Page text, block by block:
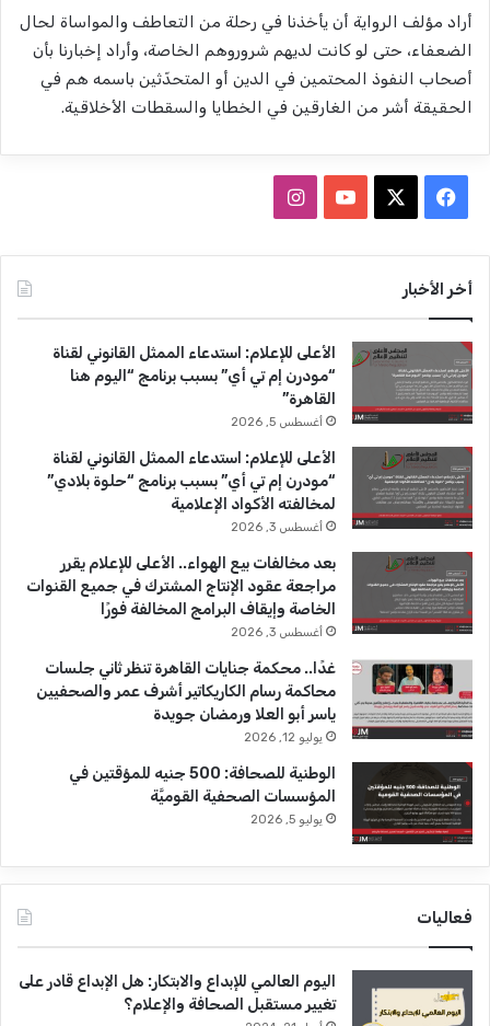
أراد مؤلف الرواية أن يأخذنا في رحلة من التعاطف والمواساة لحال
الضعفاء، حتى لو كانت لديهم شروروهم الخاصة، وأراد إخبارنا بأن
أصحاب النفوذ المحتمين في الدين أو المتحدّثين باسمه هم في
الحقيقة أشر من الغارقين في الخطايا والسقطات الأخلاقية.
س
و
ك
T
u
b
e
ق
ا
م
أخر الأخبار
الأعلى للإعلام: استدعاء الممثل القانوني لقناة
“مودرن إم تي أي” بسبب برنامج “اليوم هنا
القاهرة”
أغسطس 5, 2026
الأعلى للإعلام: استدعاء الممثل القانوني لقناة
“مودرن إم تي أي” بسبب برنامج “حلوة بلادي”
لمخالفته الأكواد الإعلامية
أغسطس 3, 2026
بعد مخالفات بيع الهواء.. الأعلى للإعلام يقرر
مراجعة عقود الإنتاج المشترك في جميع القنوات
الخاصة وإيقاف البرامج المخالفة فورًا
أغسطس 3, 2026
غدًا.. محكمة جنايات القاهرة تنظر ثاني جلسات
محاكمة رسام الكاريكاتير أشرف عمر والصحفيين
ياسر أبو العلا ورمضان جويدة
يوليو 12, 2026
الوطنية للصحافة: 500 جنيه للمؤقتين في
المؤسسات الصحفية القوميَّة
يوليو 5, 2026
فعاليات
اليوم العالمي للإبداع والابتكار: هل الإبداع قادر على
تغيير مستقبل الصحافة والإعلام؟